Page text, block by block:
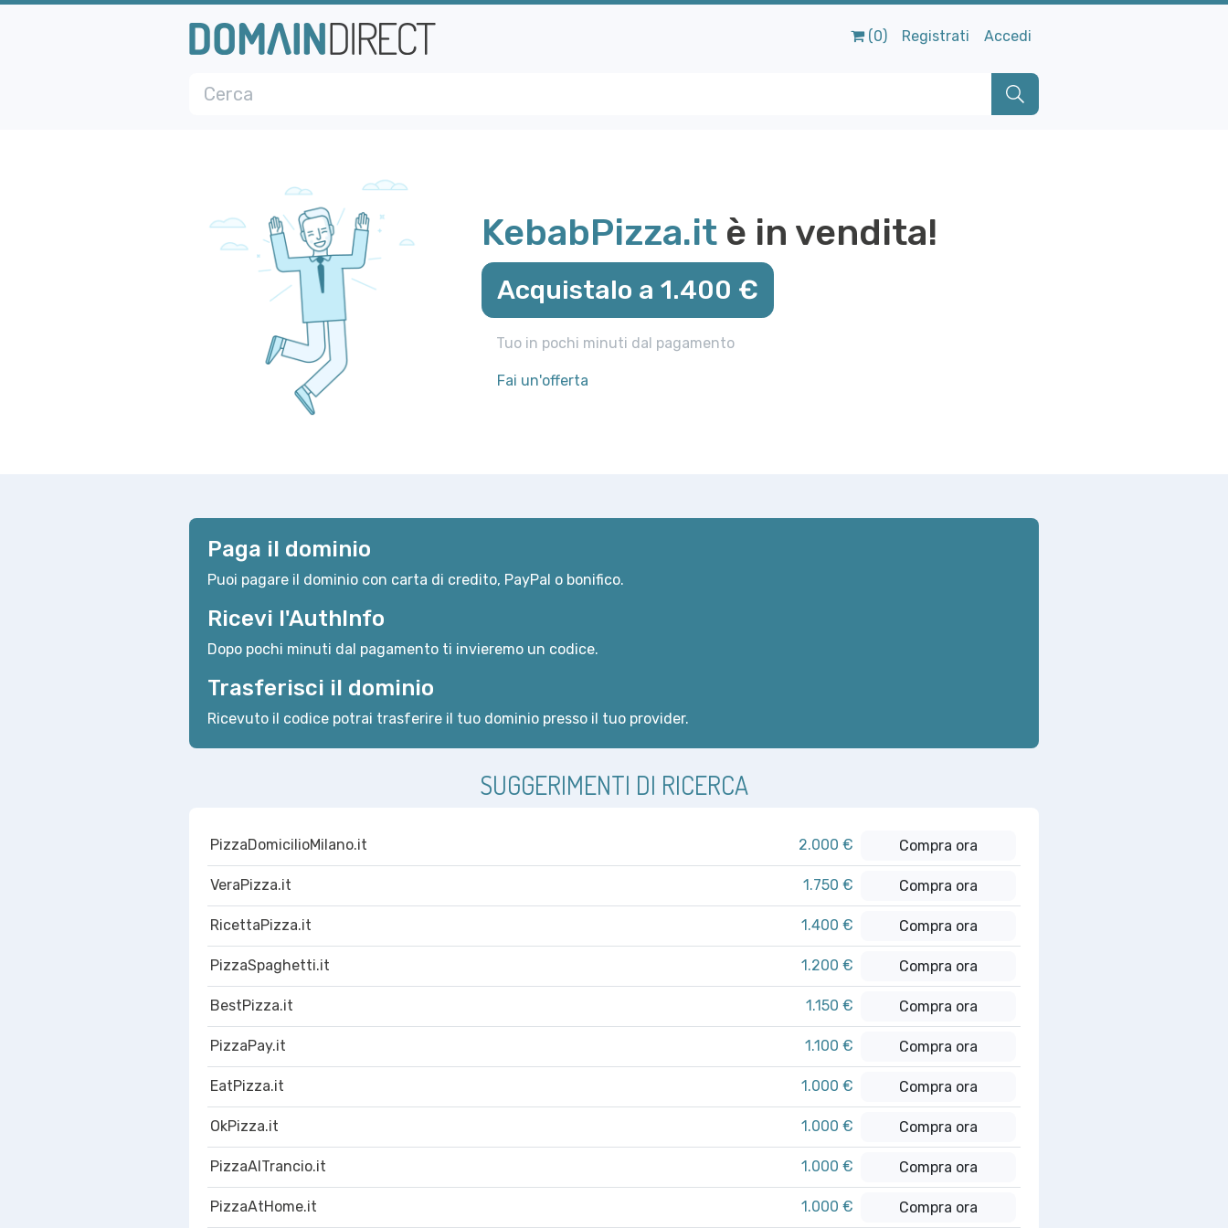
(0) Registrati Accedi
KebabPizza.itè in vendita!
Acquistalo a 1.400 €
Tuo in pochi minuti dal pagamento
Fai un'offerta
Paga il dominio
Puoi pagare il dominio con carta di credito, PayPal o bonifico.
Ricevi l'AuthInfo
Dopo pochi minuti dal pagamento ti invieremo un codice.
Trasferisci il dominio
Ricevuto il codice potrai trasferire il tuo dominio presso il tuo provider.
SUGGERIMENTI DI RICERCA
PizzaDomicilioMilano.it 2.000 € Compra ora
VeraPizza.it 1.750 € Compra ora
RicettaPizza.it 1.400 € Compra ora
PizzaSpaghetti.it 1.200 € Compra ora
BestPizza.it 1.150 € Compra ora
PizzaPay.it 1.100 € Compra ora
EatPizza.it 1.000 € Compra ora
OkPizza.it 1.000 € Compra ora
PizzaAlTrancio.it 1.000 € Compra ora
PizzaAtHome.it 1.000 € Compra ora